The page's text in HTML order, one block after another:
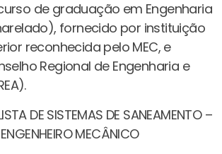
de graduação em Engenharia
fornecido por instituição
reconhecida pelo MEC, e
Regional de Engenharia e
DE SISTEMAS DE SANEAMENTO –
MECÂNICO